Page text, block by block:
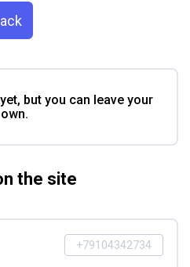
but you can leave your
own.
the site
+79104342734